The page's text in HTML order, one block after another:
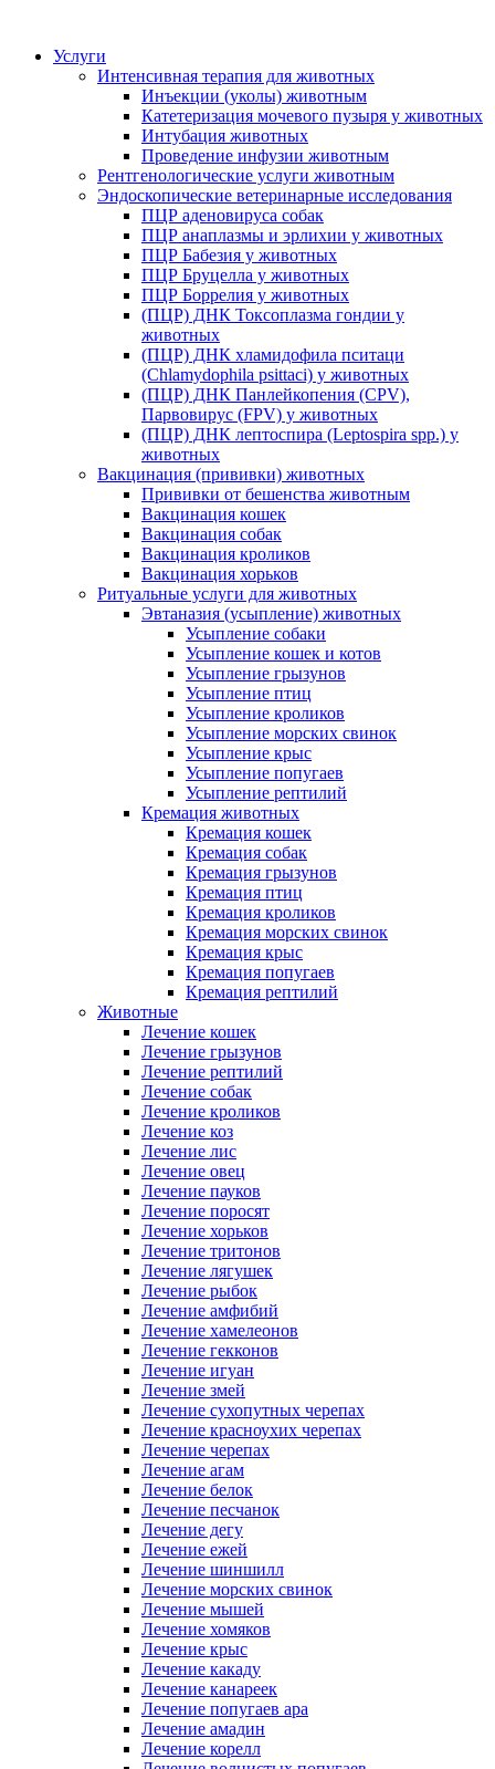
Услуги
Интенсивная терапия для животных
Инъекции (уколы) животным
Катетеризация мочевого пузыря у животных
Интубация животных
Проведение инфузии животным
Рентгенологические услуги животным
Эндоскопические ветеринарные исследования
ПЦР аденовируса собак
ПЦР анаплазмы и эрлихии у животных
ПЦР Бабезия у животных
ПЦР Бруцелла у животных
ПЦР Боррелия у животных
(ПЦР) ДНК Токсоплазма гондии у
животных
(ПЦР) ДНК хламидофила пситаци
(Chlamydophila psittaci) у животных
(ПЦР) ДНК Панлейкопения (CPV),
Парвовирус (FPV) у животных
(ПЦР) ДНК лептоспира (Leptospira spp.) у
животных
Вакцинация (прививки) животных
Прививки от бешенства животным
Вакцинация кошек
Вакцинация собак
Вакцинация кроликов
Вакцинация хорьков
Ритуальные услуги для животных
Эвтаназия (усыпление) животных
Усыпление собаки
Усыпление кошек и котов
Усыпление грызунов
Усыпление птиц
Усыпление кроликов
Усыпление морских свинок
Усыпление крыс
Усыпление попугаев
Усыпление рептилий
Кремация животных
Кремация кошек
Кремация собак
Кремация грызунов
Кремация птиц
Кремация кроликов
Кремация морских свинок
Кремация крыс
Кремация попугаев
Кремация рептилий
Животные
Лечение кошек
Лечение грызунов
Лечение рептилий
Лечение собак
Лечение кроликов
Лечение коз
Лечение лис
Лечение овец
Лечение пауков
Лечение поросят
Лечение хорьков
Лечение тритонов
Лечение лягушек
Лечение рыбок
Лечение амфибий
Лечение хамелеонов
Лечение гекконов
Лечение игуан
Лечение змей
Лечение сухопутных черепах
Лечение красноухих черепах
Лечение черепах
Лечение агам
Лечение белок
Лечение песчанок
Лечение дегу
Лечение ежей
Лечение шиншилл
Лечение морских свинок
Лечение мышей
Лечение хомяков
Лечение крыс
Лечение какаду
Лечение канареек
Лечение попугаев ара
Лечение амадин
Лечение корелл